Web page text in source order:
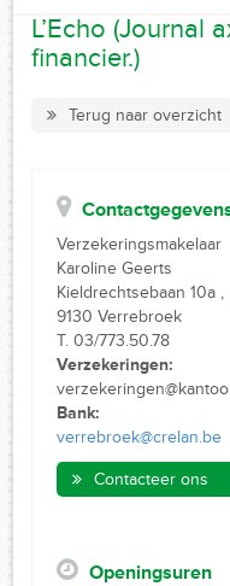
L’Echo (Journal
financier.)
Terug naar overzicht
Verzekeringsmakelaar
Karoline Geerts
Kieldrechtsebaan 10a ,
9130 Verrebroek
T. 03/773.50.78
Verzekeringen:
Bank:
verrebroek@crelan.be
Contacteer ons
Openingsuren